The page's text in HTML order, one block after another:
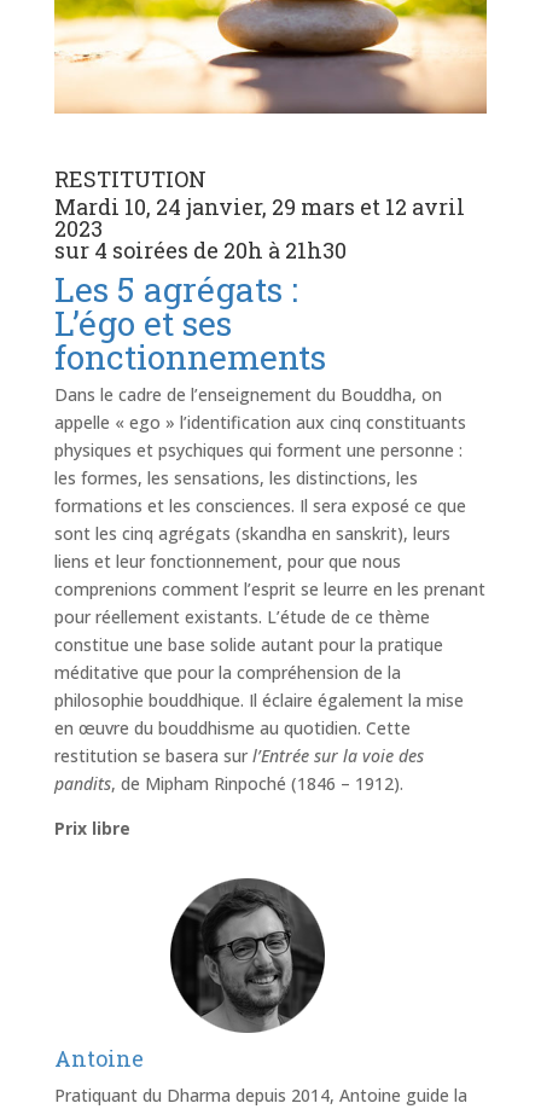
RESTITUTION
Mardi 10, 24 janvier, 29 mars et 12 avril
2023
sur 4 soirées de 20h à 21h30
Les 5 agrégats :
L’égo et ses
fonctionnements
Dans le cadre de l’enseignement du Bouddha, on
appelle « ego » l’identification aux cinq constituants
physiques et psychiques qui forment une personne :
les formes, les sensations, les distinctions, les
formations et les consciences. Il sera exposé ce que
sont les cinq agrégats (skandha en sanskrit), leurs
liens et leur fonctionnement, pour que nous
comprenions comment l’esprit se leurre en les prenant
pour réellement existants. L’étude de ce thème
constitue une base solide autant pour la pratique
méditative que pour la compréhension de la
philosophie bouddhique. Il éclaire également la mise
en œuvre du bouddhisme au quotidien. Cette
restitution se basera sur l’Entrée sur la voie des
pandits, de Mipham Rinpoché (1846 – 1912).
Prix libre
Antoine
Pratiquant du Dharma depuis 2014, Antoine guide la